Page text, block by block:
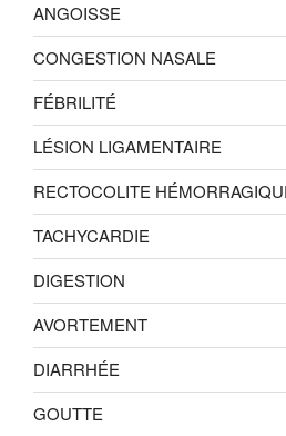
ANGOISSE
CONGESTION NASALE
FÉBRILITÉ
LÉSION LIGAMENTAIRE
RECTOCOLITE
TACHYCARDIE
DIGESTION
AVORTEMENT
DIARRHÉE
GOUTTE